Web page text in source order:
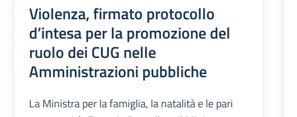
Violenza, firmato protocollo
d’intesa per la promozione del
ruolo dei CUG nelle
Amministrazioni pubbliche
La Ministra per la famiglia, la natalità e le pari